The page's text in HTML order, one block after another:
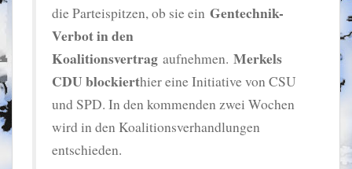
die Parteispitzen, ob sie ein Gentechnik-
Verbot in den
Koalitionsvertrag aufnehmen. Merkels
CDU blockierthier eine Initiative von CSU
und SPD. In den kommenden zwei Wochen
wird in den Koalitionsverhandlungen
entschieden.